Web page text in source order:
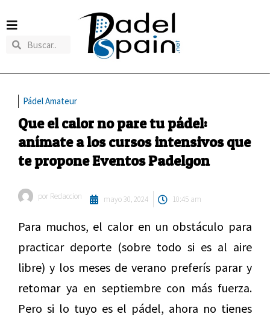
Pádel Amateur
Que el calor no pare tu pádel:
anímate a los cursos intensivos que
te propone Eventos Padelgon
por Redaccion mayo 30, 2024 10:45 am
Para muchos, el calor en un obstáculo para
practicar deporte (sobre todo si es al aire
libre) y los meses de verano preferís parar y
retomar ya en septiembre con más fuerza.
Pero si lo tuyo es el pádel, ahora no tienes